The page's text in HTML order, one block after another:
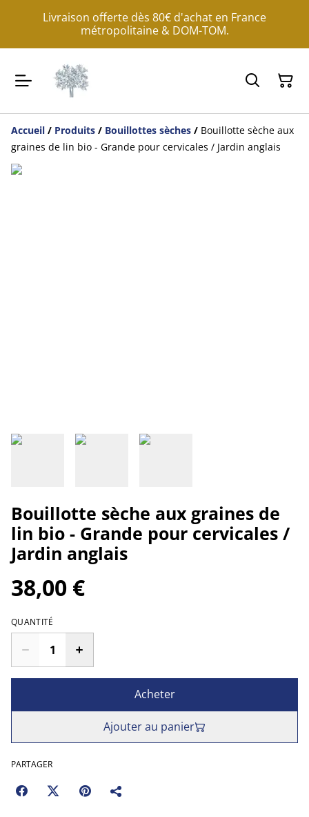
Livraison offerte dès 80€ d'achat en France
métropolitaine & DOM-TOM.
Accueil / Produits / Bouillottes sèches / Bouillotte sèche aux
graines de lin bio - Grande pour cervicales / Jardin anglais
Bouillotte sèche aux graines de
lin bio - Grande pour cervicales /
Jardin anglais
38,00 €
QUANTITÉ
Acheter
Ajouter au panier
PARTAGER